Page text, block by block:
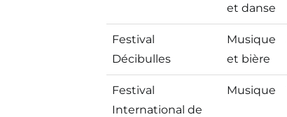
et danse
Festival
Décibulles
Musique
et bière
Festival
International de
Musique